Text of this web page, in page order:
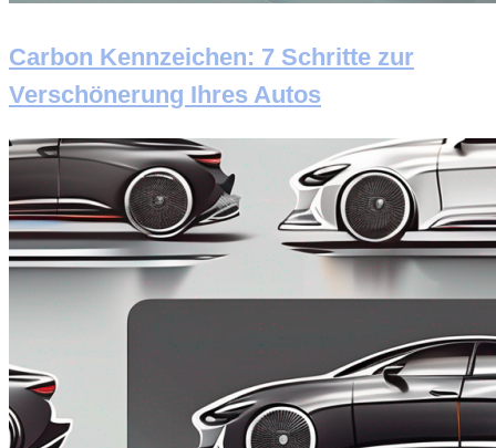
Carbon Kennzeichen: 7 Schritte zur
Verschönerung Ihres Autos